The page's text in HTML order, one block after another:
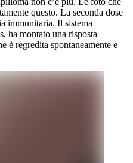
questo. La seconda dose
immunitaria. Il sistema
ha montato una risposta
è regredita spontaneamente e